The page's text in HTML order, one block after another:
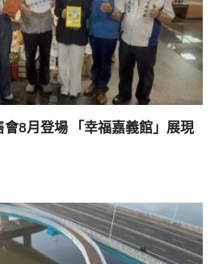
8月登場 「幸福嘉義館」展現